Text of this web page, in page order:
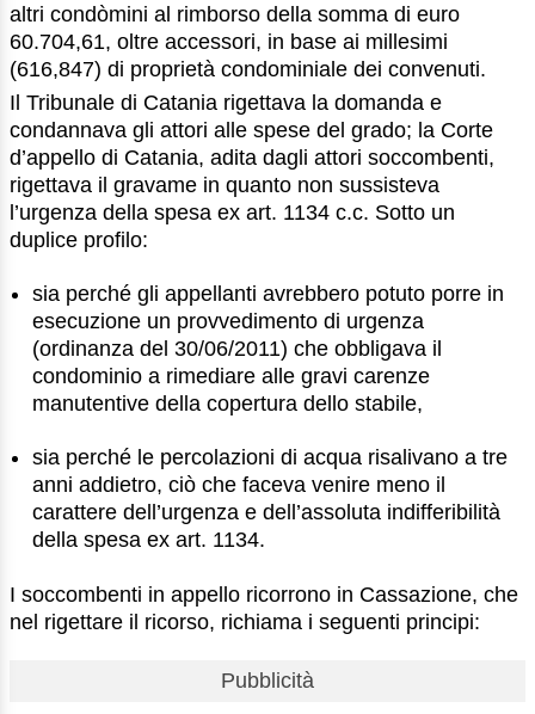
altri condòmini al rimborso della somma di euro
60.704,61, oltre accessori, in base ai millesimi
(616,847) di proprietà condominiale dei convenuti.
Il Tribunale di Catania rigettava la domanda e
condannava gli attori alle spese del grado; la Corte
d’appello di Catania, adita dagli attori soccombenti,
rigettava il gravame in quanto non sussisteva
l’urgenza della spesa ex art. 1134 c.c. Sotto un
duplice profilo:
sia perché gli appellanti avrebbero potuto porre in
esecuzione un provvedimento di urgenza
(ordinanza del 30/06/2011) che obbligava il
condominio a rimediare alle gravi carenze
manutentive della copertura dello stabile,
sia perché le percolazioni di acqua risalivano a tre
anni addietro, ciò che faceva venire meno il
carattere dell’urgenza e dell’assoluta indifferibilità
della spesa ex art. 1134.
I soccombenti in appello ricorrono in Cassazione, che
nel rigettare il ricorso, richiama i seguenti principi:
Pubblicità